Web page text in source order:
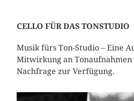
CELLO FÜR DAS TONSTUDIO
Musik fürs Ton-Studio – Eine
Mitwirkung an Tonaufnahmen
Nachfrage zur Verfügung.